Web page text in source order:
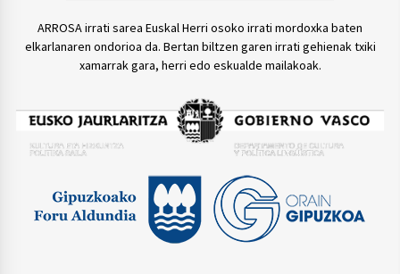
ARROSA irrati sarea Euskal Herri osoko irrati mordoxka baten
elkarlanaren ondorioa da. Bertan biltzen garen irrati gehienak txiki
xamarrak gara, herri edo eskualde mailakoak.